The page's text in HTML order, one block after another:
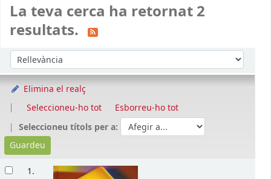
La teva cerca ha retornat 2
resultats.
Ordeneu per:
Elimina el realç
Seleccioneu-ho tot
Esborreu-ho tot
Seleccioneu títols per a:
1.